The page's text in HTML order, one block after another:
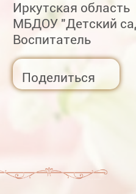
Иркутская область
МБДОУ "Детский
Воспитатель
Поделиться